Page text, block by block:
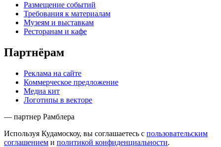
Размещение событий
Требования к материалам
Музеям и выставкам
Ресторанам и кафе
Партнёрам
Реклама на сайте
Коммерческое предложение
Медиа кит
Логотипы в векторе
— партнер Рамблера
Используя Кудамоскоу, вы соглашаетесь с пользовательским
соглашением и политикой конфиденциальности.